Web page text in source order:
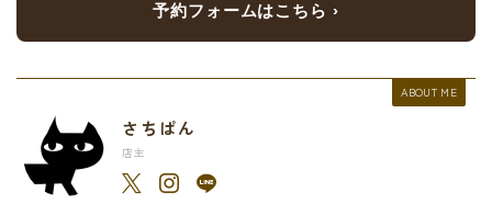
予約フォームはこちら ›
ABOUT ME
さちぱん
店主